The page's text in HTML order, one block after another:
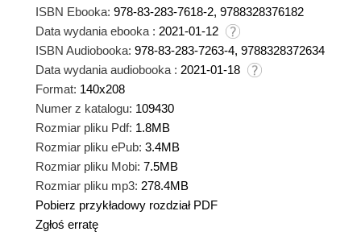
ISBN Ebooka: 978-83-283-7618-2, 9788328376182
Data wydania ebooka : 2021-01-12
ISBN Audiobooka: 978-83-283-7263-4, 9788328372634
Data wydania audiobooka : 2021-01-18
Format: 140x208
Numer z katalogu: 109430
Rozmiar pliku Pdf: 1.8MB
Rozmiar pliku ePub: 3.4MB
Rozmiar pliku Mobi: 7.5MB
Rozmiar pliku mp3: 278.4MB
Pobierz przykładowy rozdział PDF
Zgłoś erratę